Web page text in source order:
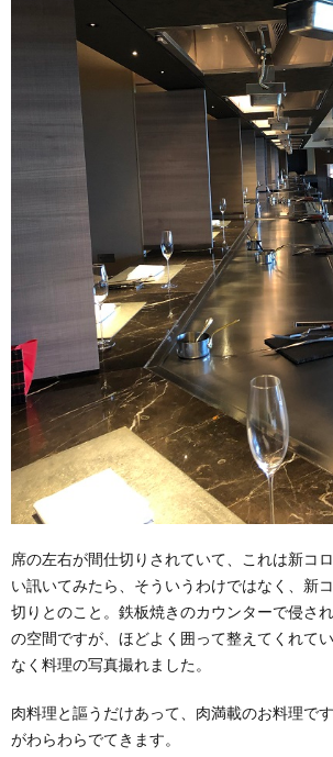
席の左右が間仕切りされていて、これは新コ
い訊いてみたら、そういうわけではなく、新
切りとのこと。鉄板焼きのカウンターで侵さ
の空間ですが、ほどよく囲って整えてくれて
なく料理の写真撮れました。
肉料理と謳うだけあって、肉満載のお料理で
がわらわらでてきます。